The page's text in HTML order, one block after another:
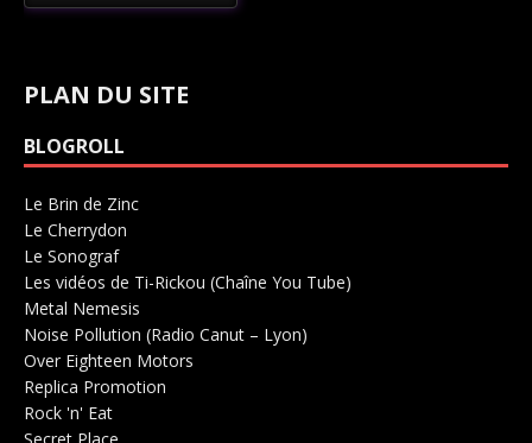
PLAN DU SITE
BLOGROLL
Le Brin de Zinc
Le Cherrydon
Le SonografSalle de concerts 0
Les vidéos de Ti-Rickou (Chaîne You Tube)
Metal Nemesis
Noise Pollution (Radio Canut – Lyon)
Over Eighteen Motors
Replica Promotion
Rock 'n' Eat